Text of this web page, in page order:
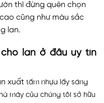
thì đừng quên chọn
cũng như màu sắc
lan.
lan ở đâu uy tín
xuất tấm nhựa lấy sáng
máy của chúng tôi sở hữu